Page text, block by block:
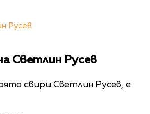
Русев
Светлин Русев
свири Светлин Русев, е